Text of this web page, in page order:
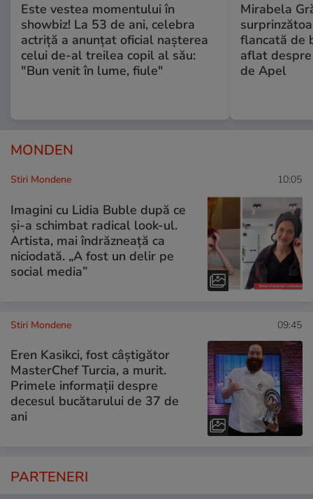
Este vestea momentului în
showbiz! La 53 de ani, celebra
actriță a anunțat oficial nașterea
celui de-al treilea copil al său:
"Bun venit în lume, fiule"
Mirabela
flancată de
aflat
de Apel
MONDEN
Stiri Mondene 10:05
Imagini cu Lidia Buble după ce
și-a schimbat radical look-ul.
Artista, mai îndrăzneață ca
niciodată. „A fost un delir pe
social media”
Stiri Mondene 09:45
Eren Kasikci, fost câștigător
MasterChef Turcia, a murit.
Primele informații despre
decesul bucătarului de 37 de
ani
PARTENERI